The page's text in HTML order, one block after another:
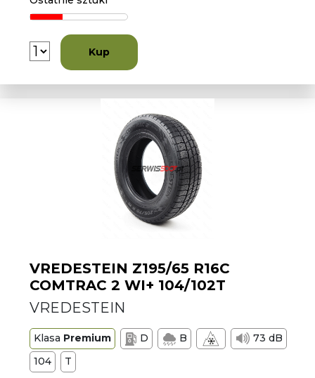
Kup
VREDESTEIN Z195/65 R16C
COMTRAC 2 WI+ 104/102T
VREDESTEIN
Klasa Premium D B
73 dB
104
T